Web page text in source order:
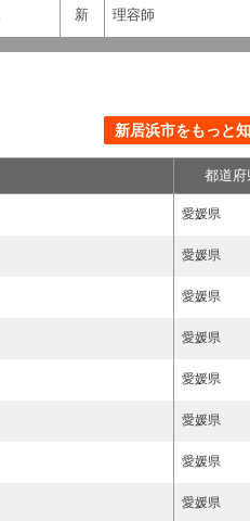
新 理容師
新居浜市をもっと知
都道府
愛媛県
愛媛県
愛媛県
愛媛県
愛媛県
愛媛県
愛媛県
愛媛県